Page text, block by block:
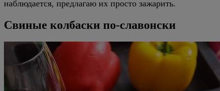
наблюдается, предлагаю их просто зажарить.
Свиные колбаски по-славонски